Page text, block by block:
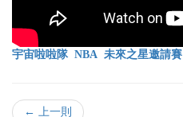
宇宙啦啦隊 NBA 未來之星邀請賽
← 上一則